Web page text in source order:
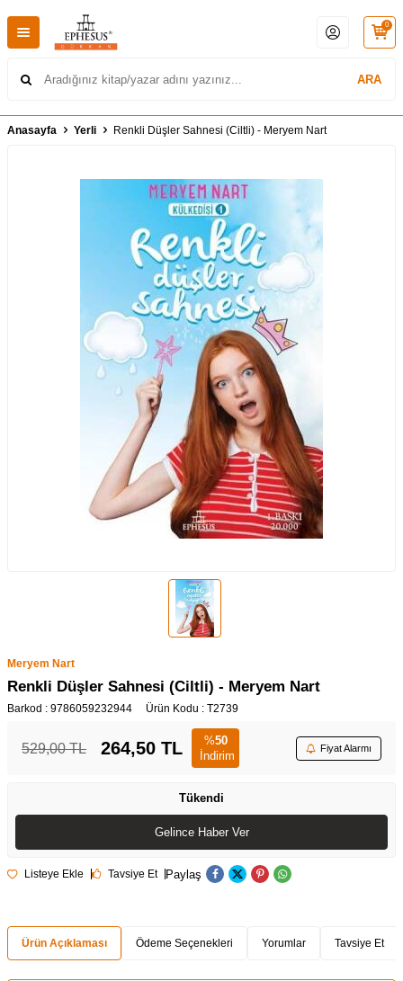
ARA
0
Anasayfa Yerli Renkli Düşler Sahnesi (Ciltli) - Meryem Nart
Meryem Nart
Renkli Düşler Sahnesi (Ciltli) - Meryem Nart
Barkod : 9786059232944 Ürün Kodu : T2739
529,00TL 264,50 TL %50
İndirim
Fiyat Alarmı
Tükendi
Gelince Haber Ver
Listeye Ekle Tavsiye Et Paylaş
Ürün Açıklaması Ödeme Seçenekleri Yorumlar Tavsiye Et